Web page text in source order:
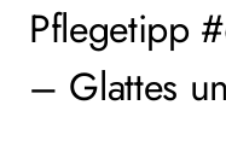
Pflegetipp
– Glattes